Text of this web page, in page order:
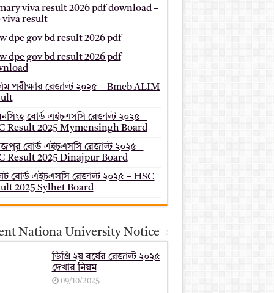
viva result 2026 pdf download –
viva result
dpe gov bd result 2026 pdf
dpe gov bd result 2026 pdf
পরীক্ষার রেজাল্ট ২০২৫ – Bmeb ALIM
বোর্ড এইচএসসি রেজাল্ট ২০২৫ –
Result 2025 Mymensingh Board
বোর্ড এইচএসসি রেজাল্ট ২০২৫ –
Result 2025 Dinajpur Board
বোর্ড এইচএসসি রেজাল্ট ২০২৫ – HSC
2025 Sylhet Board
Nationa University Notice
ডিগ্রি ২য় বর্ষের রেজাল্ট ২০২৫
দেখার নিয়ম
09/10/2025